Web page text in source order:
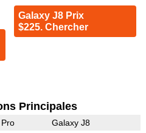
Galaxy J8 Prix
$225. Chercher
Principales
Galaxy J8